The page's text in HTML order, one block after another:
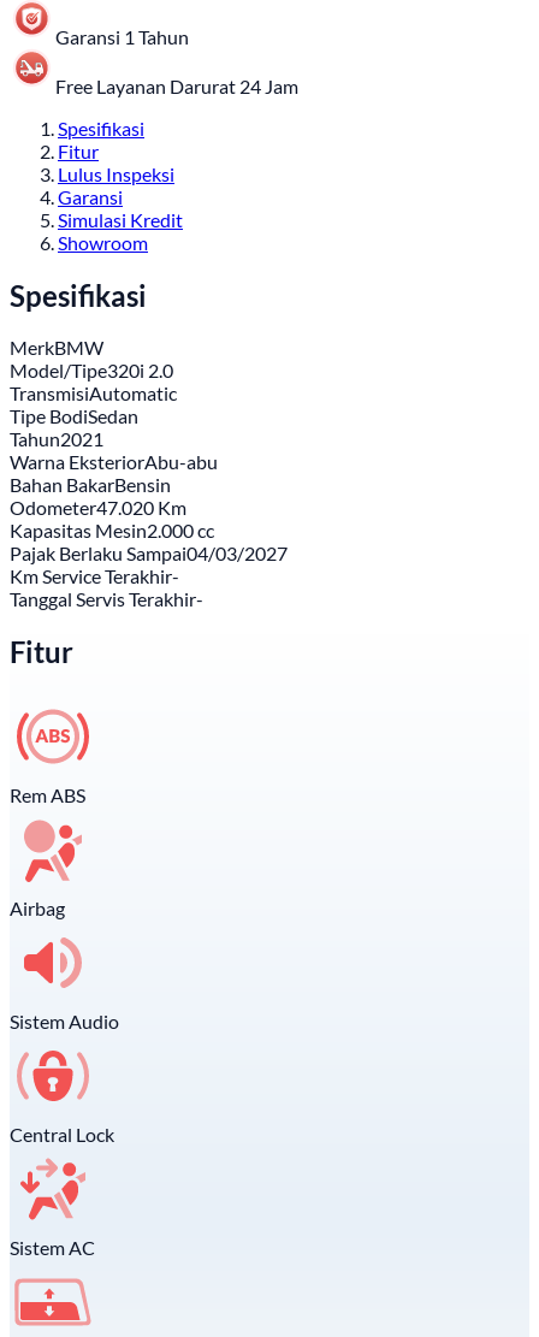
Garansi 1 Tahun
Free Layanan Darurat 24 Jam
Spesifikasi
Fitur
Lulus Inspeksi
Garansi
Simulasi Kredit
Showroom
Spesifikasi
MerkBMW
Model/Tipe320i 2.0
TransmisiAutomatic
Tipe BodiSedan
Tahun2021
Warna EksteriorAbu-abu
Bahan BakarBensin
Odometer47.020 Km
Kapasitas Mesin2.000 cc
Pajak Berlaku Sampai04/03/2027
Km Service Terakhir-
Tanggal Servis Terakhir-
Fitur
Rem ABS
Airbag
Sistem Audio
Central Lock
Sistem AC